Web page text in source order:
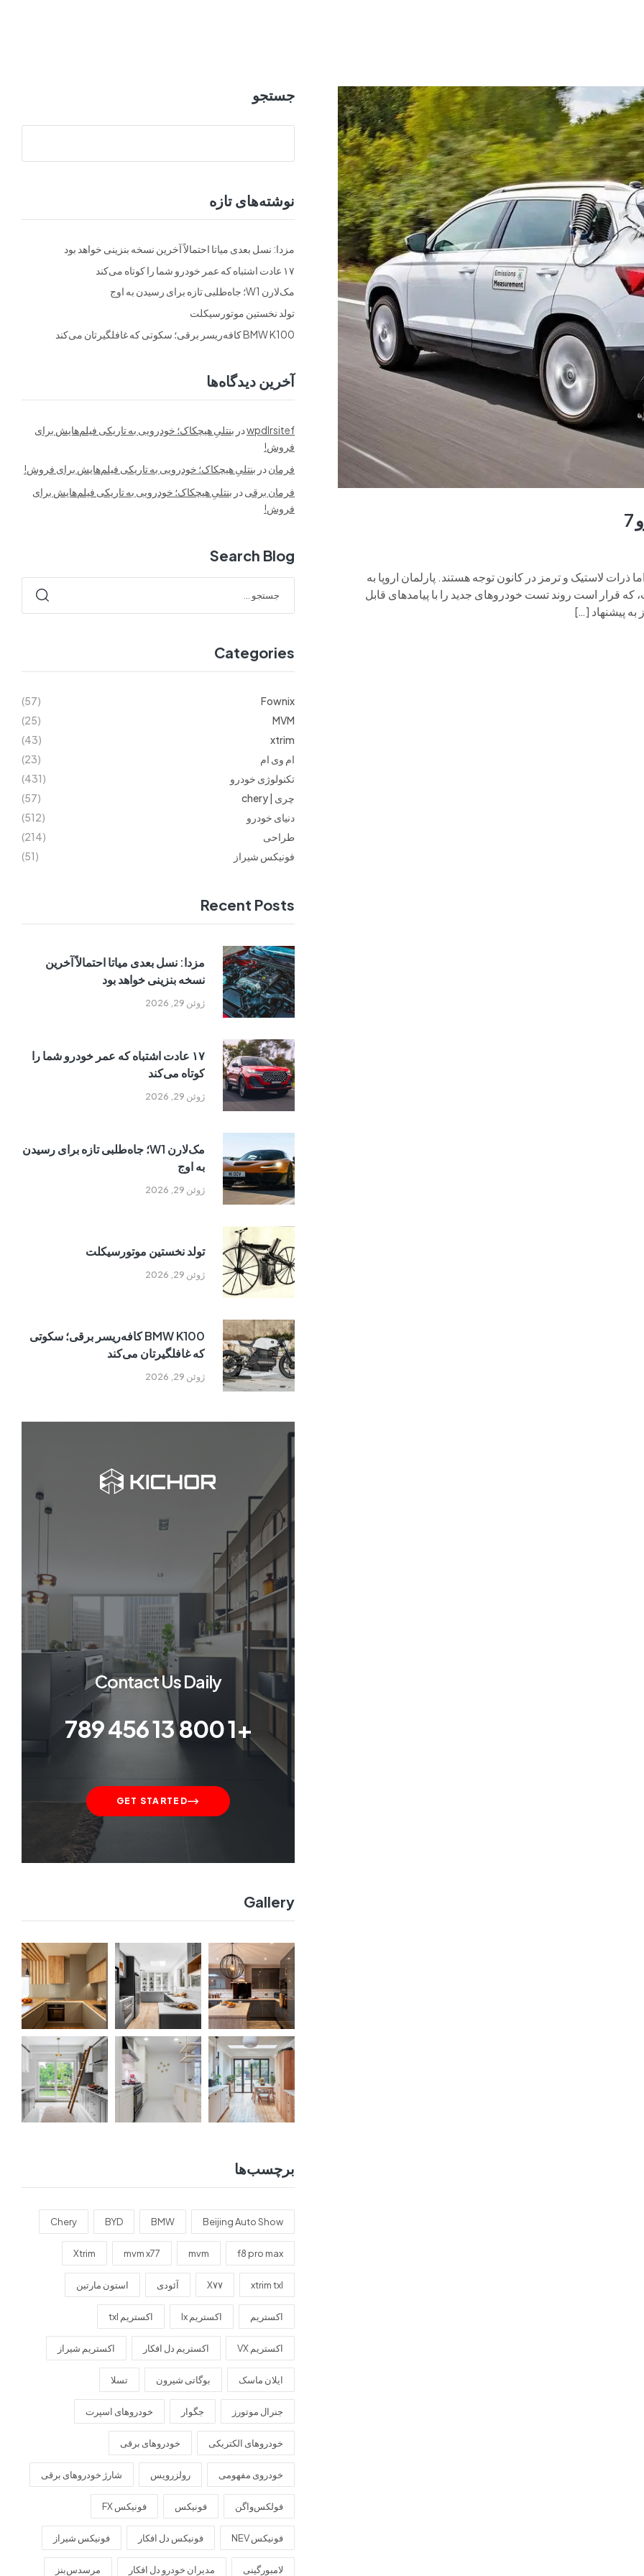
لاستیک و ترمز در کانون توجه هستند. پارلمان اروپا به
یورو 7 رای مثبت داده است، که قرار است روند تست خودروهای جدید را با پیامدهای قابل
به پیشنهاد […]
جستجو
نوشته‌های تازه
مزدا: نسل بعدی میاتا احتمالاً آخرین نسخه بنزینی خواهد بود
۱۷ عادت اشتباه که عمر خودرو شما را کوتاه می‌کند
مک‌لارن W1؛ جاه‌طلبی تازه برای رسیدن به اوج
تولد نخستین موتورسیکلت
BMW K100 کافه‌ریسر برقی؛ سکوتی که غافلگیرتان می‌کند
آخرین دیدگاه‌ها
wpdlrsitefدر بنتلیِ هیچکاک؛ خودرویی به تاریکی فیلم‌هایش برای
فروش!
فرماندر بنتلیِ هیچکاک؛ خودرویی به تاریکی فیلم‌هایش برای فروش!
فرمان برقیدر بنتلیِ هیچکاک؛ خودرویی به تاریکی فیلم‌هایش برای
فروش!
Search Blog
Categories
Fownix
(57)
MVM
(25)
xtrim
(43)
ام وی ام
(23)
تکنولوژی خودرو
(431)
چری | chery
(57)
دنیای خودرو
(512)
طراحی
(214)
فونیکس شیراز
(51)
Recent Posts
ژوئن 29, 2026
مزدا: نسل بعدی میاتا احتمالاً آخرین
نسخه بنزینی خواهد بود
ژوئن 29, 2026
۱۷ عادت اشتباه که عمر خودرو شما را
کوتاه می‌کند
ژوئن 29, 2026
مک‌لارن W1؛ جاه‌طلبی تازه برای رسیدن
به اوج
ژوئن 29, 2026
تولد نخستین موتورسیکلت
ژوئن 29, 2026
BMW K100 کافه‌ریسر برقی؛ سکوتی
که غافلگیرتان می‌کند
Contact Us Daily
+1 800 13 456 789
GET STARTED
Gallery
برچسب‌ها
Beijing Auto Show
BMW
BYD
Chery
f8 pro max
mvm
mvm x77
Xtrim
xtrim txl X۷۷ آئودی استون مارتین
اکستریم اکستریم lx اکستریم txl
اکستریم VX اکستریم دل افکار اکستریم شیراز
ایلان ماسک بوگاتی شیرون تسلا
جنرال موتورز جگوار خودروهای اسپرت
خودروهای الکتریکی خودروهای برقی
خودروی مفهومی رولزرویس شارژ خودروهای برقی
فولکس‌واگن فونیکس فونیکس FX
فونیکس NEV فونیکس دل افکار فونیکس شیراز
لامبورگینی مدیران خودرو دل افکار مرسدس‌بنز